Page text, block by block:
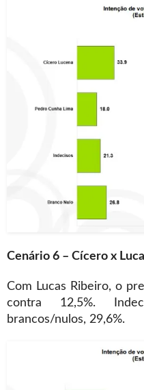
Cenário 6 – Cícero x
Com Lucas Ribeiro, o
contra 12,5%.
brancos/nulos, 29,6%.